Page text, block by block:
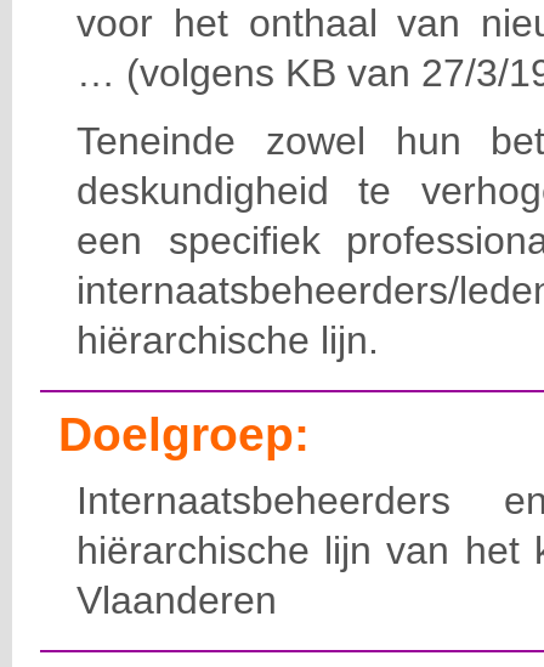
voor het onthaal van
… (volgens KB van 27/3/
Teneinde zowel hun
deskundigheid te
een specifiek
hiërarchische lijn.
Doelgroep:
hiërarchische lijn van het
Vlaanderen